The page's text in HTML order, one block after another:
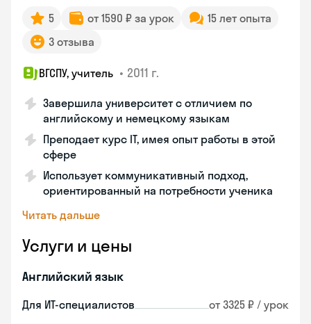
5 от 1590 ₽ за урок
15 лет опыта
3 отзыва
ВГСПУ, учитель • 2011 г.
Завершила университет с отличием по
английскому и немецкому языкам
Преподает курс IT, имея опыт работы в этой
сфере
Использует коммуникативный подход,
ориентированный на потребности ученика
Читать дальше
Услуги и цены
Английский язык
Для ИТ-специалистов от 3325 ₽ / урок